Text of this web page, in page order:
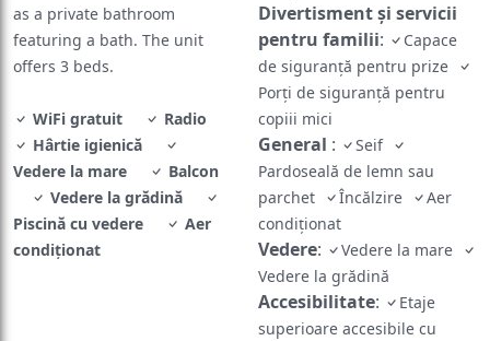
as a private bathroom
featuring a bath. The unit
offers 3 beds.
WiFi gratuit
Radio
Hârtie igienică
Vedere la mare
Balcon
Vedere la grădină
Piscină cu vedere
Aer
condiționat
Divertisment și servicii
pentru familii:
Capace
de siguranță pentru prize
Porți de siguranță pentru
copiii mici
General :
Seif
Pardoseală de lemn sau
parchet
Încălzire
Aer
condiționat
Vedere:
Vedere la mare
Vedere la grădină
Accesibilitate:
Etaje
superioare accesibile cu